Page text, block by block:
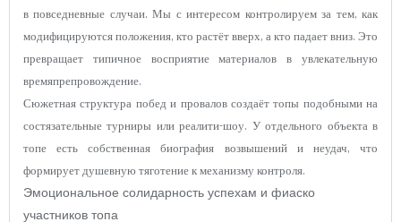
в повседневные случаи. Мы с интересом контролируем за тем, как
модифицируются положения, кто растёт вверх, а кто падает вниз. Это
превращает типичное восприятие материалов в увлекательную
времяпрепровождение.
Сюжетная структура побед и провалов создаёт топы подобными на
состязательные турниры или реалити-шоу. У отдельного объекта в
топе есть собственная биография возвышений и неудач, что
формирует душевную тяготение к механизму контроля.
Эмоциональное солидарность успехам и фиаско
участников топа